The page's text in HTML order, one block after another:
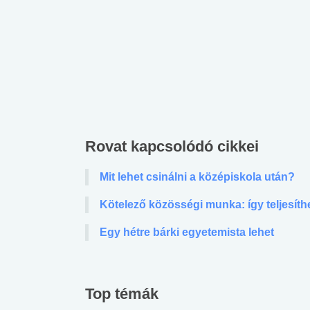
Rovat kapcsolódó cikkei
Mit lehet csinálni a középiskola után?
Kötelező közösségi munka: így
Egy hétre bárki egyetemista lehet
Top témák